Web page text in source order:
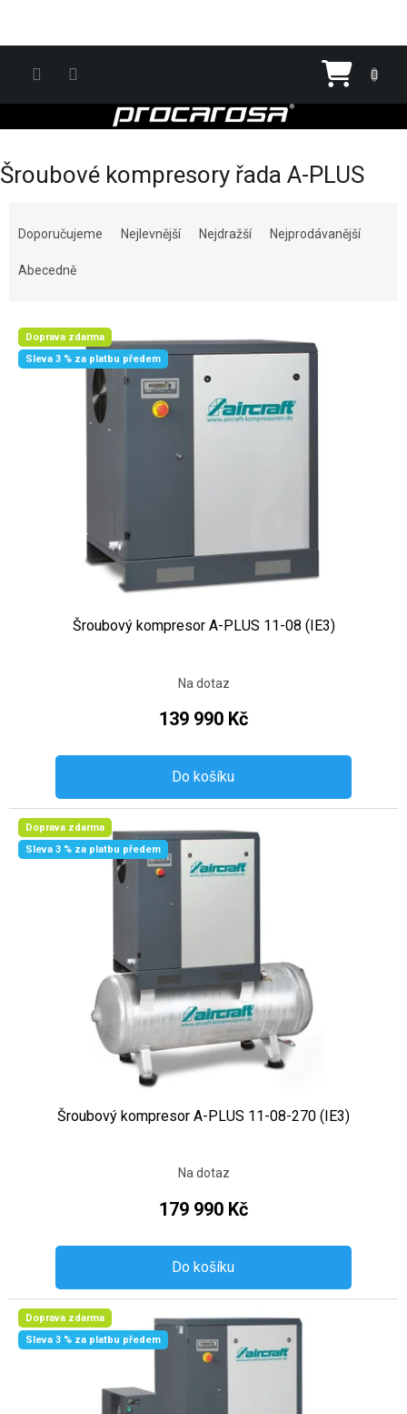
Šroubové kompresory řada A-PLUS
Doporučujeme Nejlevnější Nejdražší Nejprodávanější
Abecedně
Výpis produktů
Doprava zdarma
Sleva 3 % za platbu předem
Šroubový kompresor A-PLUS 11-08 (IE3)
Na dotaz
139 990 Kč
Do košíku
Doprava zdarma
Sleva 3 % za platbu předem
Šroubový kompresor A-PLUS 11-08-270 (IE3)
Na dotaz
179 990 Kč
Do košíku
Doprava zdarma
Sleva 3 % za platbu předem